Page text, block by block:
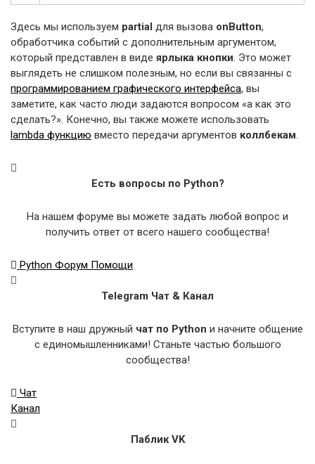
Здесь мы используем partial для вызова onButton,
обработчика событий с дополнительным аргументом,
который представлен в виде ярлыка кнопки. Это может
выглядеть не слишком полезным, но если вы связанны с
программированием графического интерфейса, вы
заметите, как часто люди задаются вопросом «а как это
сделать?». Конечно, вы также можете использовать
lambda функцию вместо передачи аргументов коллбекам.
Есть вопросы по Python?
На нашем форуме вы можете задать любой вопрос и
получить ответ от всего нашего сообщества!
Python Форум Помощи
Telegram Чат & Канал
Вступите в наш дружный чат по Python и начните общение
с единомышленниками! Станьте частью большого
сообщества!
Чат
Канал
Паблик VK